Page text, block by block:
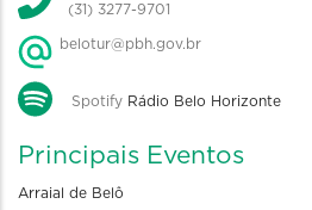
(31) 3277-9701
belotur@pbh.gov.br
Spotify Rádio Belo Horizonte
Principais Eventos
Arraial de Belô